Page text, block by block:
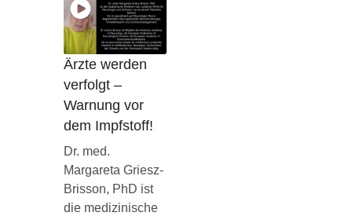
Ärzte werden
verfolgt –
Warnung vor
dem Impfstoff!
Dr. med.
Margareta Griesz-
Brisson, PhD ist
die medizinische